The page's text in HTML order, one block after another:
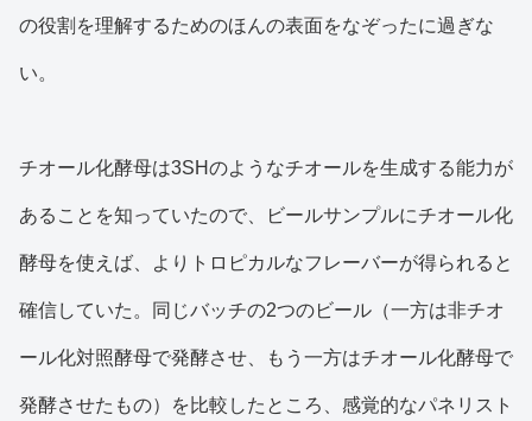
の役割を理解するためのほんの表面をなぞったに過ぎな
い。
チオール化酵母は3SHのようなチオールを生成する能力が
あることを知っていたので、ビールサンプルにチオール化
酵母を使えば、よりトロピカルなフレーバーが得られると
確信していた。同じバッチの2つのビール（一方は非チオ
ール化対照酵母で発酵させ、もう一方はチオール化酵母で
発酵させたもの）を比較したところ、感覚的なパネリスト